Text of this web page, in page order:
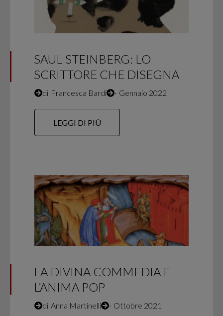
SAUL STEINBERG: LO
SCRITTORE CHE DISEGNA
di Francesca Bardi ∙ Gennaio 2022
LEGGI DI PIÙ
LA DIVINA COMMEDIA E
L’ANIMA POP
di Anna Martinelli ∙ Ottobre 2021